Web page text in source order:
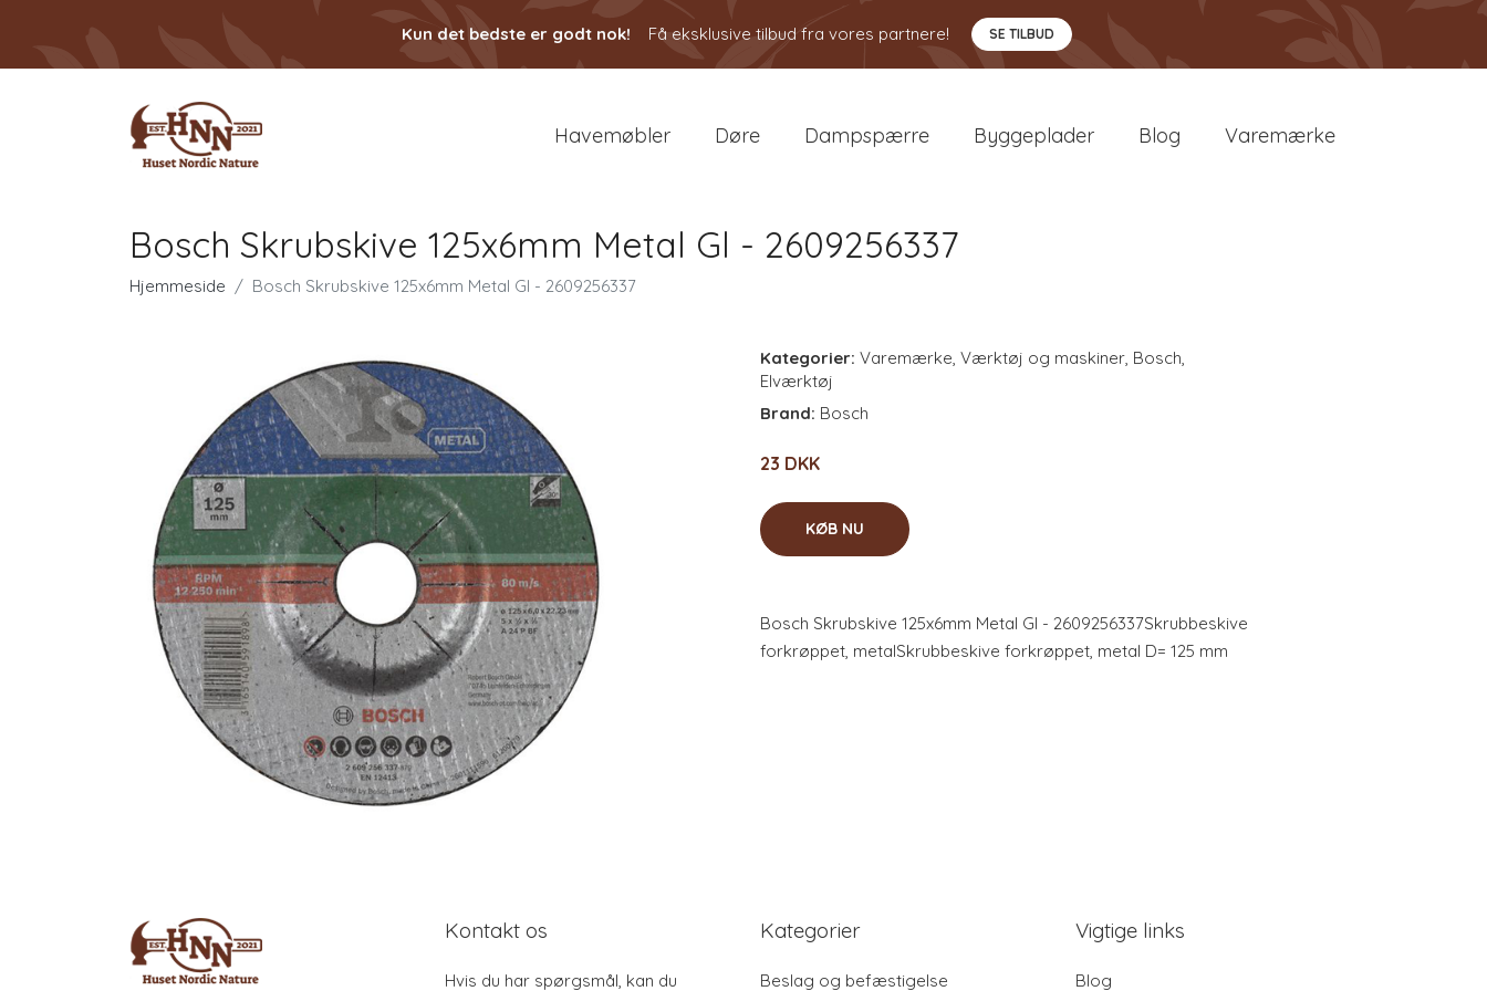
Kun det bedste er godt nok! Få eksklusive tilbud fra vores partnere! SE TILBUD
Havemøbler Døre Dampspærre Byggeplader Blog Varemærke
Bosch Skrubskive 125x6mm Metal Gl - 2609256337
Hjemmeside Bosch Skrubskive 125x6mm Metal Gl - 2609256337
Kategorier: Varemærke, Værktøj og maskiner, Bosch,
Elværktøj
Brand: Bosch
23 DKK
KØB NU
Bosch Skrubskive 125x6mm Metal Gl - 2609256337Skrubbeskive
forkrøppet, metalSkrubbeskive forkrøppet, metal D= 125 mm
Kontakt os
Hvis du har spørgsmål, kan du
Kategorier
Beslag og befæstigelse
Vigtige links
Blog